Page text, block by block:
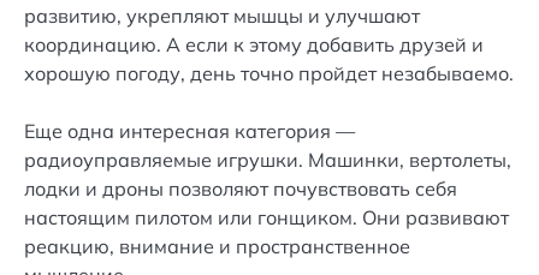
развитию, укрепляют мышцы и улучшают
координацию. А если к этому добавить друзей и
хорошую погоду, день точно пройдет незабываемо.
Еще одна интересная категория —
радиоуправляемые игрушки. Машинки, вертолеты,
лодки и дроны позволяют почувствовать себя
настоящим пилотом или гонщиком. Они развивают
реакцию, внимание и пространственное